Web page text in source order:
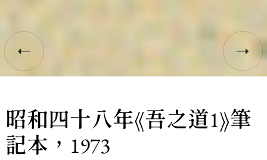
昭和四十八年《吾之道1》筆
記本，1973